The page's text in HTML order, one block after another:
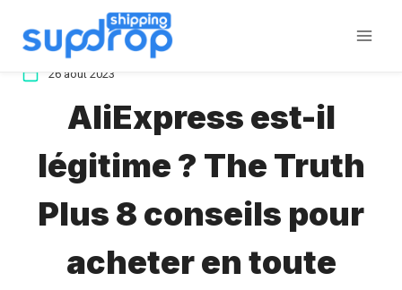
26 août 2023
AliExpress est-il
légitime ? The Truth
Plus 8 conseils pour
acheter en toute